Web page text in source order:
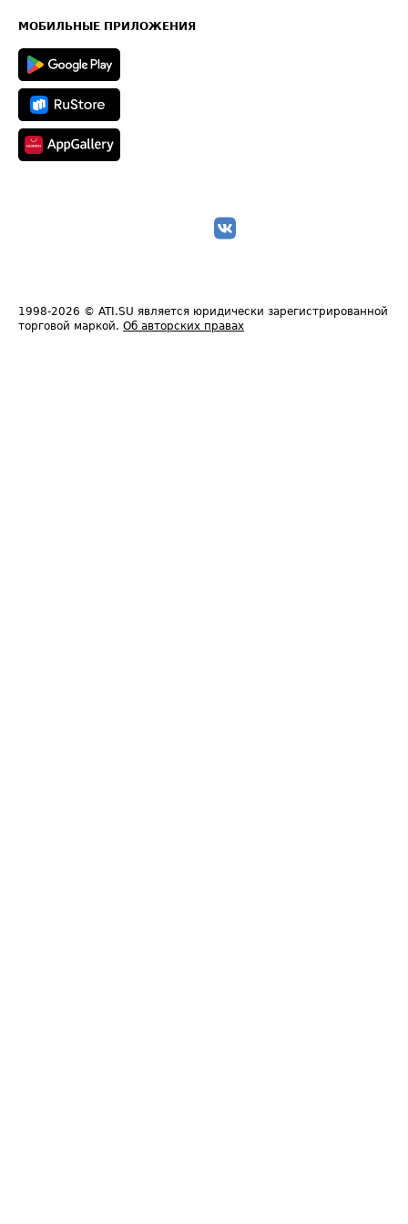
Техническая информация
МОБИЛЬНЫЕ ПРИЛОЖЕНИЯ
1998-2026 © ATI.SU является юридически зарегистрированной
торговой маркой. Об авторских правах